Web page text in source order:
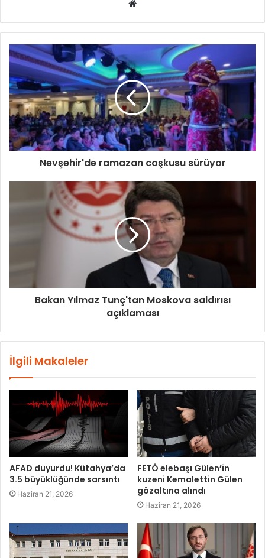
Web
Nevşehir'de ramazan coşkusu sürüyor
Bakan Yılmaz Tunç'tan Moskova saldırısı
açıklaması
İlgili Makaleler
AFAD duyurdu! Kütahya’da
3.5 büyüklüğünde sarsıntı
Haziran 21, 2026
FETÖ elebaşı Gülen’in
kuzeni Kemalettin Gülen
gözaltına alındı
Haziran 21, 2026